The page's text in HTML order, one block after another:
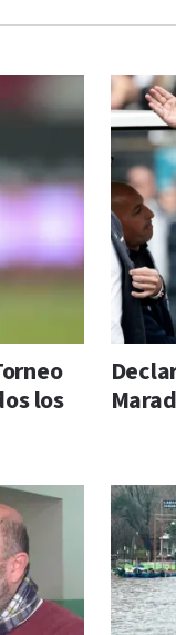
los